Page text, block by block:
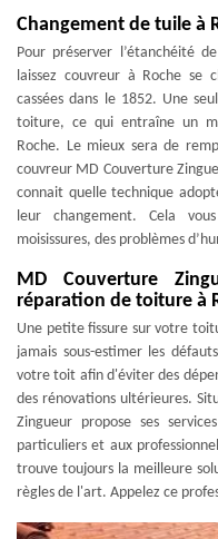
Changement de tuile à
Pour préserver l’étanchéité
laissez couvreur à Roche se
cassées dans le 1852. Une
toiture, ce qui entraîne un
Roche. Le mieux sera de
couvreur MD Couverture
connait quelle technique
leur changement. Cela
moisissures, des problèmes
MD Couverture
réparation de toiture à
Une petite fissure sur votre
jamais sous-estimer les
votre toit afin d'éviter des
des rénovations ultérieures.
Zingueur propose ses
particuliers et aux
trouve toujours la meilleure
règles de l'art. Appelez ce